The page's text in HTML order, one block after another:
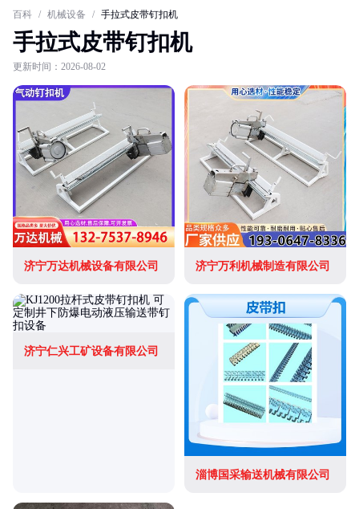
百科 / 机械设备 / 手拉式皮带钉扣机
手拉式皮带钉扣机
更新时间：2026-08-02
济宁万达机械设备有限公司 济宁万利机械制造有限公司
济宁仁兴工矿设备有限公司
淄博国采输送机械有限公司